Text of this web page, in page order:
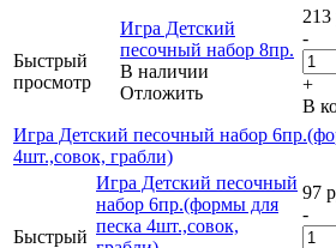
Быстрый
просмотр
Игра Детский
песочный набор 8пр.
В наличии
Отложить
213
-
+
В
Игра Детский песочный набор
4шт.,совок, грабли)
Быстрый
Игра Детский песочный
набор 6пр.(формы для
песка 4шт.,совок,
97
-